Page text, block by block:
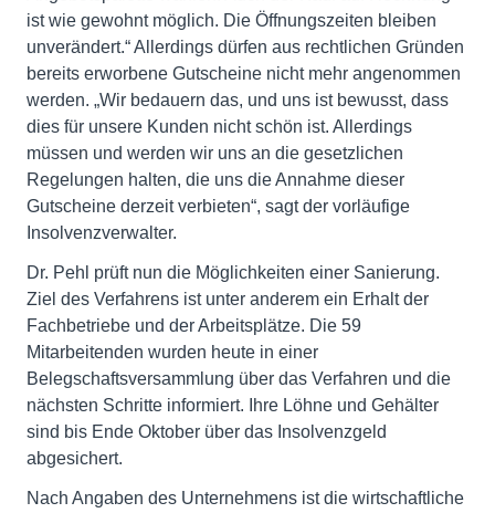
ist wie gewohnt möglich. Die Öffnungszeiten bleiben
unverändert.“ Allerdings dürfen aus rechtlichen Gründen
bereits erworbene Gutscheine nicht mehr angenommen
werden. „Wir bedauern das, und uns ist bewusst, dass
dies für unsere Kunden nicht schön ist. Allerdings
müssen und werden wir uns an die gesetzlichen
Regelungen halten, die uns die Annahme dieser
Gutscheine derzeit verbieten“, sagt der vorläufige
Insolvenzverwalter.
Dr. Pehl prüft nun die Möglichkeiten einer Sanierung.
Ziel des Verfahrens ist unter anderem ein Erhalt der
Fachbetriebe und der Arbeitsplätze. Die 59
Mitarbeitenden wurden heute in einer
Belegschaftsversammlung über das Verfahren und die
nächsten Schritte informiert. Ihre Löhne und Gehälter
sind bis Ende Oktober über das Insolvenzgeld
abgesichert.
Nach Angaben des Unternehmens ist die wirtschaftliche